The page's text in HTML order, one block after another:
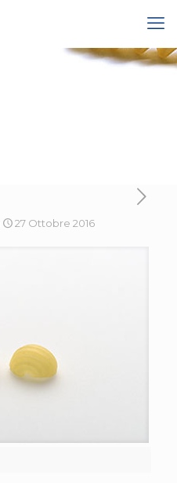
27 Ottobre 2016